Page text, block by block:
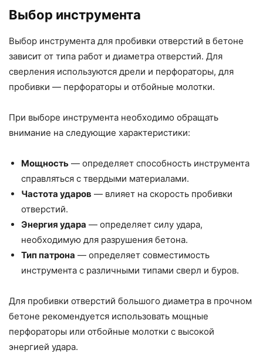
Выбор инструмента
Выбор инструмента для пробивки отверстий в бетоне
зависит от типа работ и диаметра отверстий. Для
сверления используются дрели и перфораторы, для
пробивки — перфораторы и отбойные молотки.
При выборе инструмента необходимо обращать
внимание на следующие характеристики:
Мощность — определяет способность инструмента
справляться с твердыми материалами.
Частота ударов — влияет на скорость пробивки
отверстий.
Энергия удара — определяет силу удара,
необходимую для разрушения бетона.
Тип патрона — определяет совместимость
инструмента с различными типами сверл и буров.
Для пробивки отверстий большого диаметра в прочном
бетоне рекомендуется использовать мощные
перфораторы или отбойные молотки с высокой
энергией удара.